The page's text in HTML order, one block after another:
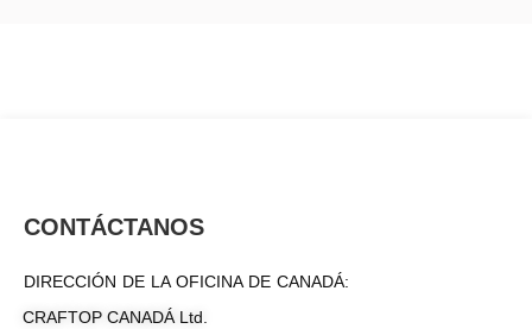
CONTÁCTANOS
DIRECCIÓN DE LA OFICINA DE CANADÁ:
CRAFTOP CANADÁ Ltd.